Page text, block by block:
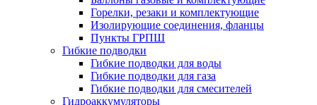
Горелки, резаки и комплектующие
Изолирующие соединения, фланцы
Пункты ГРПШ
Гибкие подводки
Гибкие подводки для воды
Гибкие подводки для газа
Гибкие подводки для смесителей
Гидроаккумуляторы